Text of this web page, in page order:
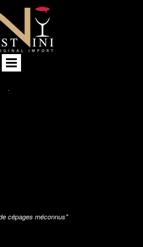
cépages méconnus"